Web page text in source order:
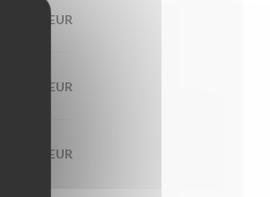
29,00 EUR
18,90 EUR
18,90 EUR